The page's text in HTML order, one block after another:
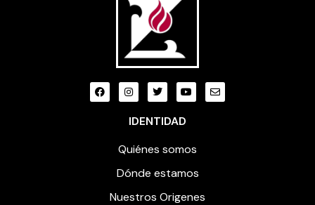
IDENTIDAD
Quiénes somos
Dónde estamos
Nuestros Origenes